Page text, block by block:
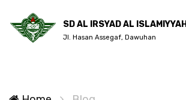
SD AL IRSYAD AL ISLAMIYYAH
Jl. Hasan Assegaf, Dawuhan